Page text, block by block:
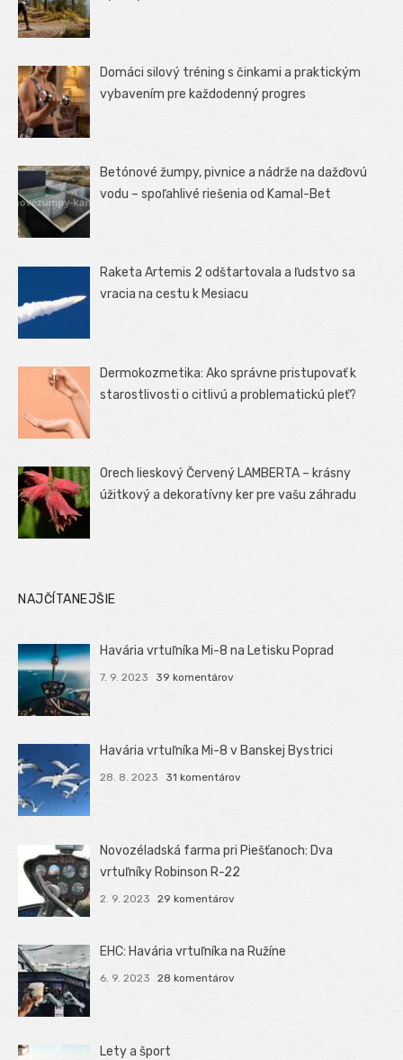
Domáci silový tréning s činkami a praktickým
vybavením pre každodenný progres
Betónové žumpy, pivnice a nádrže na dažďovú
vodu – spoľahlivé riešenia od Kamal-Bet
Raketa Artemis 2 odštartovala a ľudstvo sa
vracia na cestu k Mesiacu
Dermokozmetika: Ako správne pristupovať k
starostlivosti o citlivú a problematickú pleť?
Orech lieskový Červený LAMBERTA – krásny
úžitkový a dekoratívny ker pre vašu záhradu
NAJČÍTANEJŠIE
Havária vrtuľníka Mi-8 na Letisku Poprad
7. 9. 2023 39 komentárov
Havária vrtuľníka Mi-8 v Banskej Bystrici
28. 8. 2023 31 komentárov
Novozéladská farma pri Piešťanoch: Dva
vrtuľníky Robinson R-22
2. 9. 2023 29 komentárov
EHC: Havária vrtuľníka na Ružíne
6. 9. 2023 28 komentárov
Lety a šport